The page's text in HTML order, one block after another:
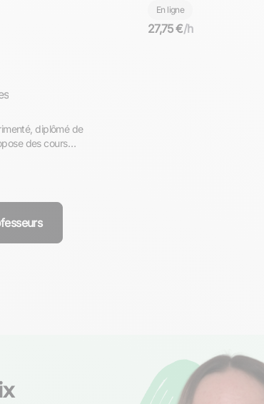
Italien,
En ligne
27,75 €/h
des cours
COLLEGE - LYCEE -
mit mir Deutsch